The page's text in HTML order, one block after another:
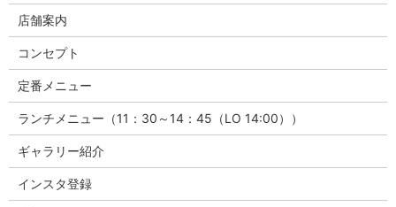
店舗案内
コンセプト
定番メニュー
ランチメニュー（11：30～14：45（LO 14:00））
ギャラリー紹介
インスタ登録